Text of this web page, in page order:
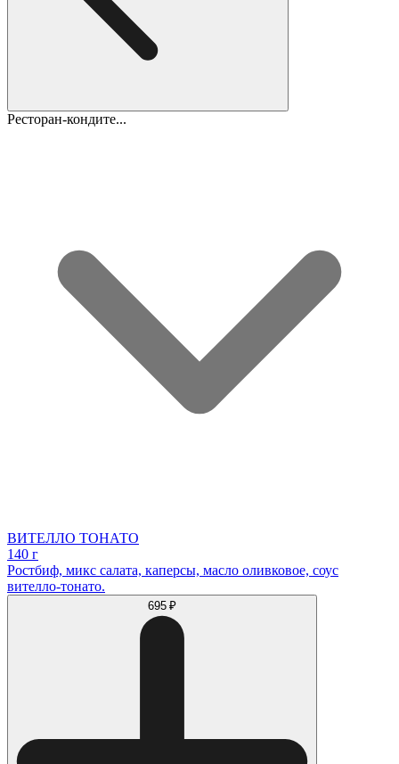
Ресторан-кондите...
ВИТЕЛЛО ТОНАТО
140 г
Ростбиф, микс салата, каперсы, масло оливковое, соус
вителло-тонато.
695 ₽